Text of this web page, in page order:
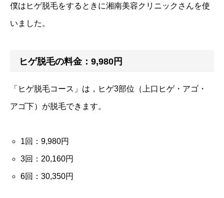
僕はヒゲ脱毛をするときに湘南美容クリニックさんを使
いました。
ヒゲ脱毛の料金：9,980円
「ヒゲ脱毛コース」は，ヒゲ3部位（上口ヒゲ・アゴ・
アゴ下）が脱毛できます。
1回：9,980円
3回：20,160円
6回：30,350円